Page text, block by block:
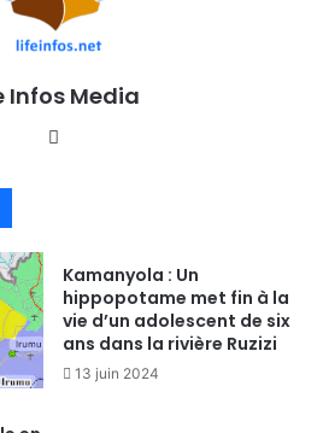
Infos Media
Kamanyola : Un
hippopotame met fin à la
vie d’un adolescent de six
ans dans la rivière Ruzizi
13 juin 2024